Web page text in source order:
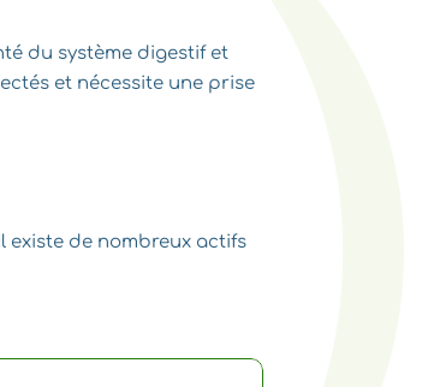
du système digestif et
et nécessite une prise
existe de nombreux actifs